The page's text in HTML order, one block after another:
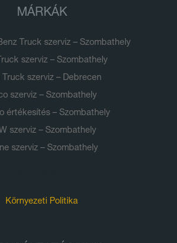
MÁRKÁK
Truck szerviz – Szombathely
szerviz – Szombathely
Truck szerviz – Debrecen
szerviz – Szombathely
értékesítés – Szombathely
szerviz – Szombathely
szerviz – Szombathely
Környezeti Politika